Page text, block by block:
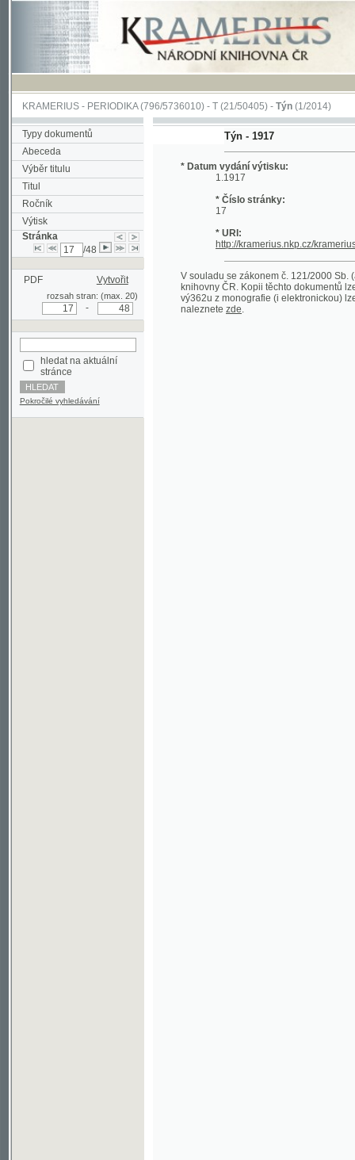
KRAMERIUS-PERIODIKA(796/5736010) -T(21/50405) -Týn(1/2014)
Typy dokumentů
Abeceda
Výběr titulu
Titul
Ročník
Výtisk
Stránka
PDF Vytvořit
rozsah stran: (max. 20)
stránce
Pokročilé vyhledávání
Týn - 1917
* Datum vydání výtisku:
1.1917
* Číslo stránky:
* URI:
V souladu se zákonem č. 121/2000 Sb.
knihovny ČR. Kopii těchto dokumentů lze
vý362u z monografie (i elektronickou) lze
naleznetezde.